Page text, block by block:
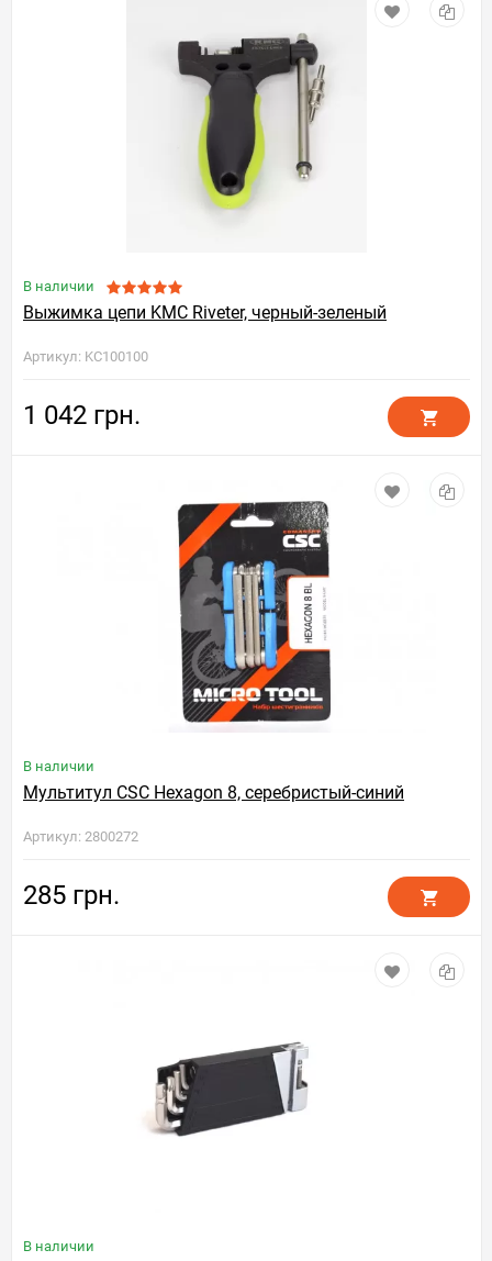
В наличии
Выжимка цепи KMC Riveter, черный-зеленый
Артикул: KC100100
1 042 грн.
В наличии
Мультитул CSC Hexagon 8, серебристый-синий
Артикул: 2800272
285 грн.
В наличии